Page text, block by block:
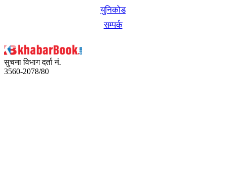
युनिकोड
सम्पर्क
सुचना विभाग दर्ता नं.
3560-2078/80